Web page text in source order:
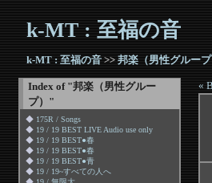
k-MT : 至福の音
k-MT : 至福の音>>邦楽（男性グルー
Index of "邦楽（男性グルー
プ）"
◆ 175R / Songs
◆ 19 / 19 BEST LIVE Audio use only
◆ 19 / 19 BEST●春
◆ 19 / 19 BEST●春
◆ 19 / 19 BEST●青
◆ 19 / 19~すべての人へ
«